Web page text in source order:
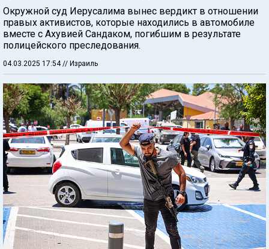
Окружной суд Иерусалима вынес вердикт в отношении
правых активистов, которые находились в автомобиле
вместе с Ахувией Сандаком, погибшим в результате
полицейского преследования.
04.03.2025 17:54 // Израиль